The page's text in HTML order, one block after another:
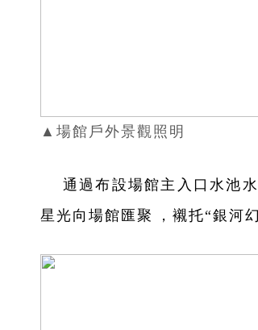
▲場館戶外景觀照明
通過布設場館主入口水池水
星光向場館匯聚，襯托“銀河